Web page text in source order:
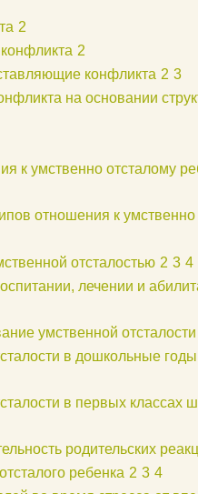
2
2
конфликта 2 3
на основании
к умственно отсталому
отношения к
отсталостью 2 3 4
лечении и
умственной
в дошкольные
в первых классах
родительских
ребенка 2 3 4